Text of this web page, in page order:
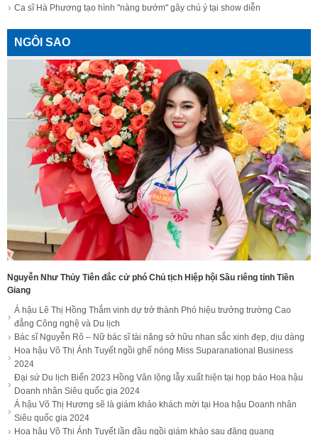
Ca sĩ Hà Phương tạo hình "nàng bướm" gây chú ý tại show diễn
NGÔI SAO
Nguyễn Như Thủy Tiên đắc cử phó Chủ tịch Hiệp hội Sầu riêng tỉnh Tiền
Giang
Á hậu Lê Thị Hồng Thắm vinh dự trở thành Phó hiệu trưởng trường Cao
đẳng Công nghệ và Du lịch
Bác sĩ Nguyễn Rô – Nữ bác sĩ tài năng sở hữu nhan sắc xinh đẹp, dịu dàng
Hoa hậu Võ Thị Ánh Tuyết ngồi ghế nóng Miss Suparanational Business
2024
Đại sứ Du lịch Biển 2023 Hồng Vân lộng lẫy xuất hiện tại họp báo Hoa hậu
Doanh nhân Siêu quốc gia 2024
Á hậu Võ Thị Hương sẽ là giám khảo khách mời tại Hoa hậu Doanh nhân
Siêu quốc gia 2024
Hoa hậu Võ Thị Ánh Tuyết lần đầu ngồi giám khảo sau đăng quang